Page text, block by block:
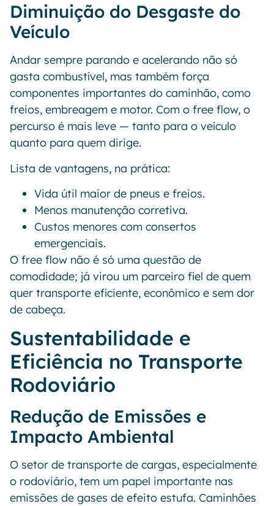
Diminuição do Desgaste do
Veículo
Andar sempre parando e acelerando não só
gasta combustível, mas também força
componentes importantes do caminhão, como
freios, embreagem e motor. Com o free flow, o
percurso é mais leve — tanto para o veículo
quanto para quem dirige.
Lista de vantagens, na prática:
Vida útil maior de pneus e freios.
Menos manutenção corretiva.
Custos menores com consertos
emergenciais.
O free flow não é só uma questão de
comodidade; já virou um parceiro fiel de quem
quer transporte eficiente, econômico e sem dor
de cabeça.
Sustentabilidade e
Eficiência no Transporte
Rodoviário
Redução de Emissões e
Impacto Ambiental
O setor de transporte de cargas, especialmente
o rodoviário, tem um papel importante nas
emissões de gases de efeito estufa. Caminhões